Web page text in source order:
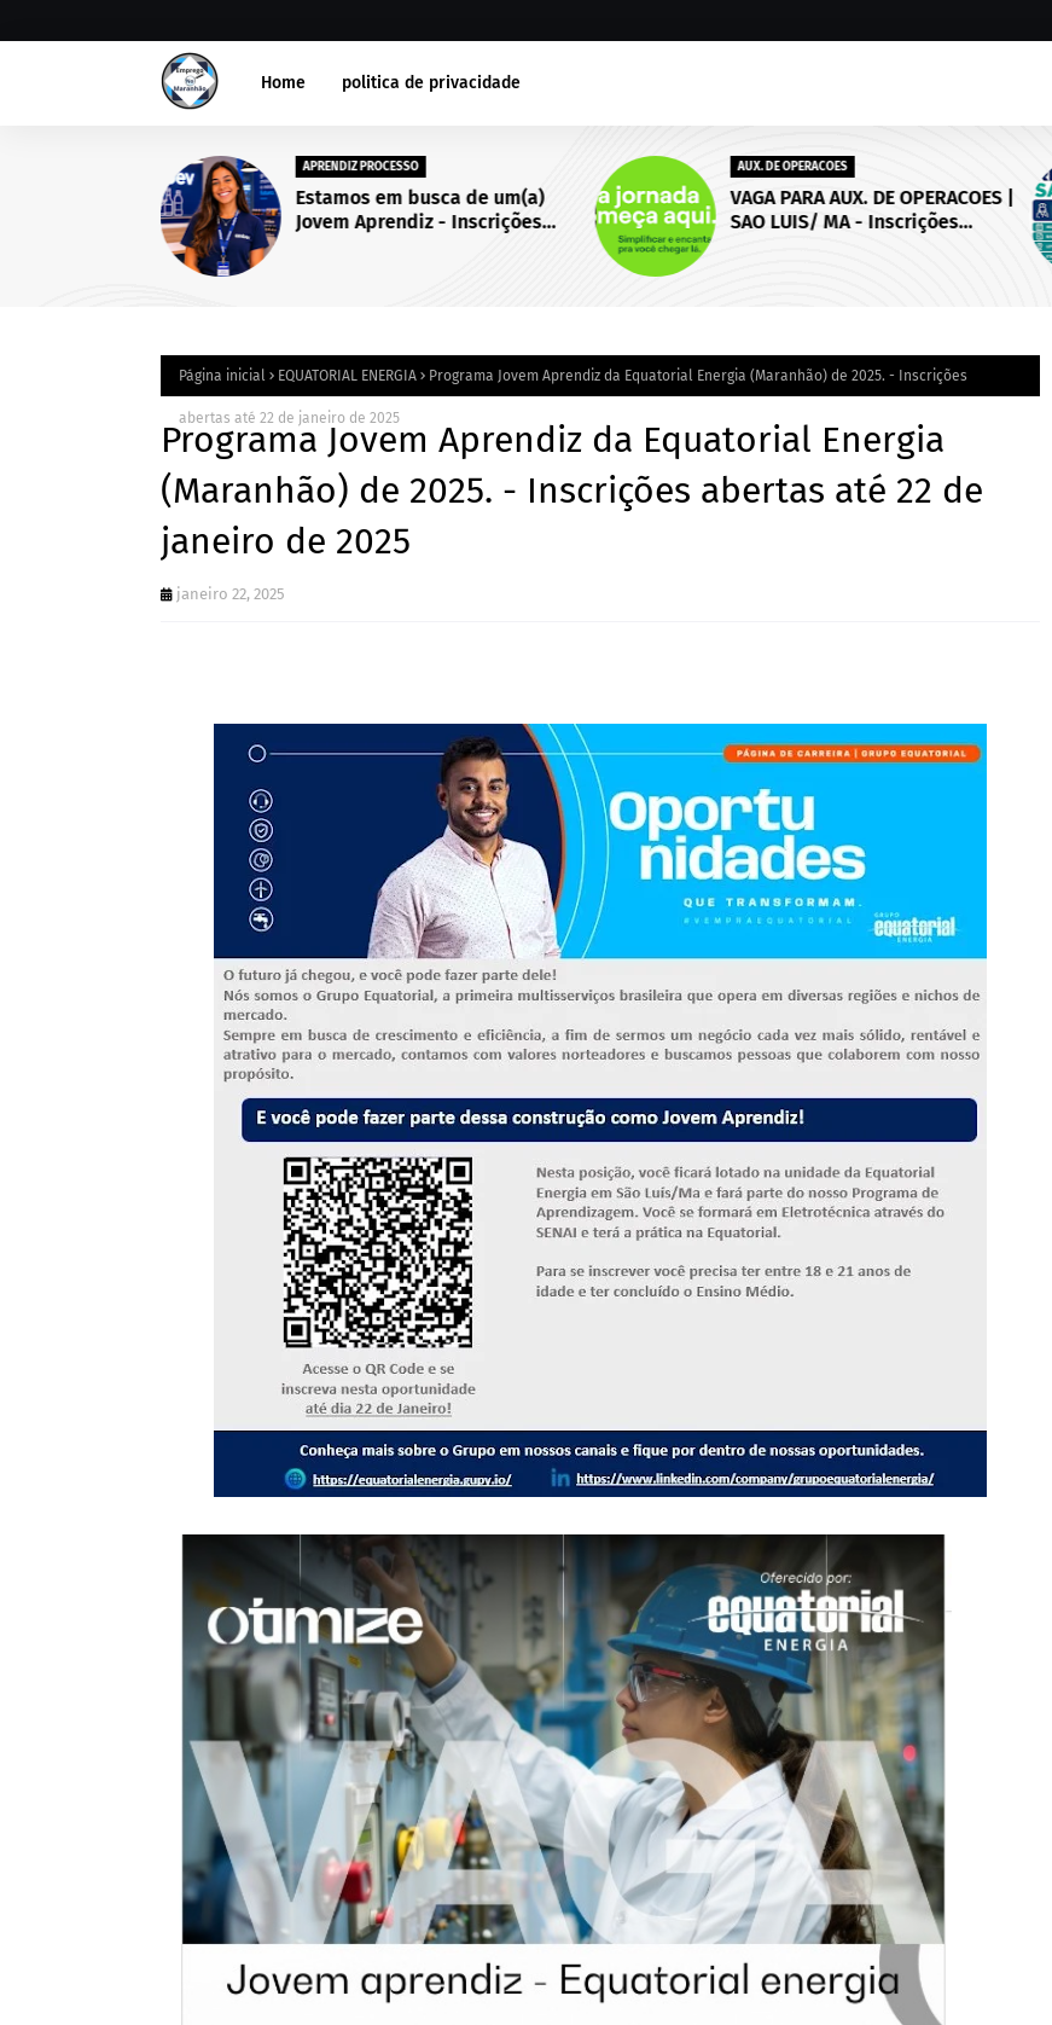
Home politica de privacidade
APRENDIZ PROCESSO
Estamos em busca de um(a)
Jovem Aprendiz - Inscrições
AUX. DE OPERACOES
VAGA PARA AUX. DE OPERACOES |
SAO LUIS/ MA - Inscrições
Página inicial EQUATORIAL ENERGIA Programa Jovem Aprendiz da Equatorial Energia (Maranhão) de 2025. - Inscrições
abertas até 22 de janeiro de 2025
Programa Jovem Aprendiz da Equatorial Energia
(Maranhão) de 2025. - Inscrições abertas até 22 de
janeiro de 2025
janeiro 22, 2025